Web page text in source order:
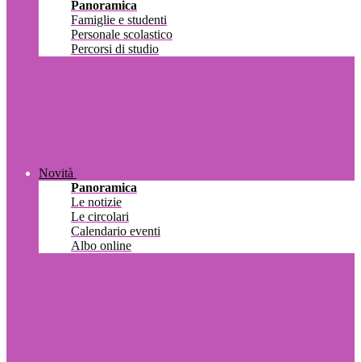
Panoramica
Famiglie e studenti
Personale scolastico
Percorsi di studio
Novità
Panoramica
Le notizie
Le circolari
Calendario eventi
Albo online